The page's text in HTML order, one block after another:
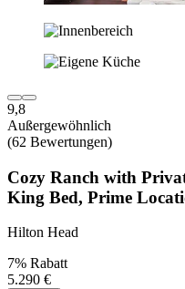
9,8
Außergewöhnlich
(62 Bewertungen)
Cozy Ranch with
King Bed, Prime
Hilton Head
7% Rabatt
5.290 €